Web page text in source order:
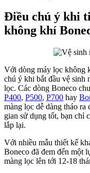
Điều chú ý khi
không khí
Với dòng máy lọc không
chú ý khi bắt đầu vệ sinh
lọc. Các dòng Boneco
P400, P500, P700 hay
màng lọc dễ dàng tháo
gian sử dụng tốt, bạn chỉ
lắp lại.
Với nhiều mẫu thiết kế
Boneco đã đem đến một
màng lọc lên tới 12-18